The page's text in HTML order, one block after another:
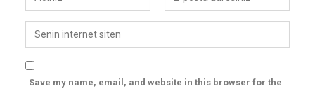
Save my name, email, and website in this browser for the